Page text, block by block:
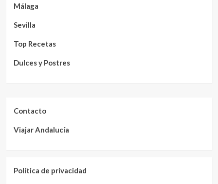
Málaga
Sevilla
Top Recetas
Dulces y Postres
Contacto
Viajar Andalucía
Política de privacidad